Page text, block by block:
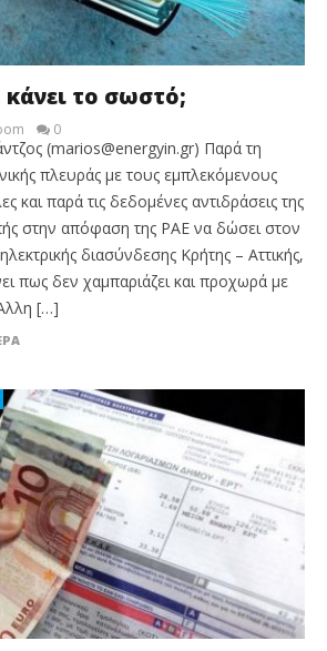
κάνει το σωστό;
0
(marios@energyin.gr) Παρά τη
πλευράς με τους εμπλεκόμενους
και παρά τις δεδομένες αντιδράσεις της
στην απόφαση της ΡΑΕ να δώσει στον
διασύνδεσης Κρήτης – Αττικής,
πως δεν χαμπαριάζει και προχωρά με
[…]